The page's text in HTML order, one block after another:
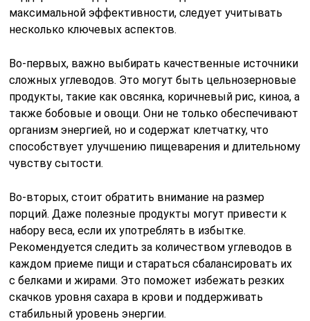
максимальной эффективности, следует учитывать
несколько ключевых аспектов.
Во-первых, важно выбирать качественные источники
сложных углеводов. Это могут быть цельнозерновые
продукты, такие как овсянка, коричневый рис, киноа, а
также бобовые и овощи. Они не только обеспечивают
организм энергией, но и содержат клетчатку, что
способствует улучшению пищеварения и длительному
чувству сытости.
Во-вторых, стоит обратить внимание на размер
порций. Даже полезные продукты могут привести к
набору веса, если их употреблять в избытке.
Рекомендуется следить за количеством углеводов в
каждом приеме пищи и стараться сбалансировать их
с белками и жирами. Это поможет избежать резких
скачков уровня сахара в крови и поддерживать
стабильный уровень энергии.